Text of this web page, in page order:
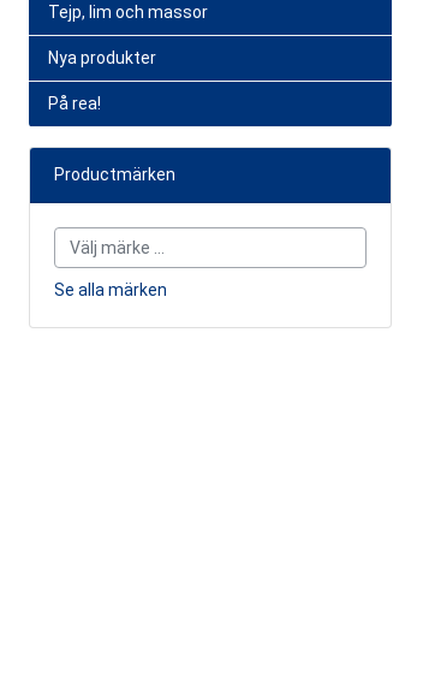
Tejp, lim och massor
Nya produkter
På rea!
Productmärken
Se alla märken